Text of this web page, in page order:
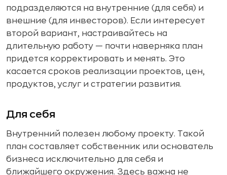
подразделяются на внутренние (для себя) и
внешние (для инвесторов). Если интересует
второй вариант, настраивайтесь на
длительную работу — почти наверняка план
придется корректировать и менять. Это
касается сроков реализации проектов, цен,
продуктов, услуг и стратегии развития.
Для себя
Внутренний полезен любому проекту. Такой
план составляет собственник или основатель
бизнеса исключительно для себя и
ближайшего окружения. Здесь важна не